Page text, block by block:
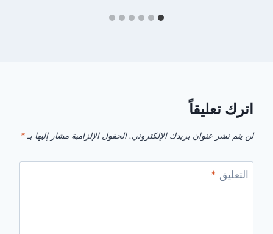
اترك تعليقاً
لن يتم نشر عنوان بريدك الإلكتروني. الحقول الإلزامية مشار إليها بـ *
التعليق *